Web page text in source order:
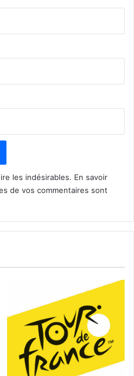
les indésirables. En savoir
de vos commentaires sont